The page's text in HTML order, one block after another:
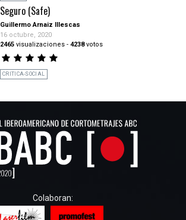
Seguro (Safe)
Guillermo Arnaiz Illescas
16 octubre, 2020
2465 visualizaciones - 4238votos
CRITICA-SOCIAL
Colaboran: